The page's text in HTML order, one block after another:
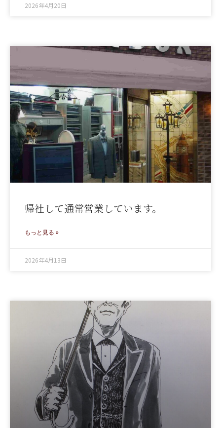
2026年4月20日
帰社して通常営業しています。
もっと見る »
2026年4月13日